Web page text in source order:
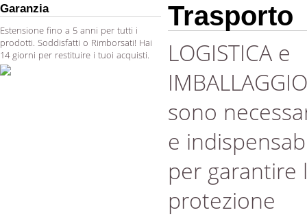
Garanzia
Estensione fino a 5 anni per tutti i
prodotti. Soddisfatti o Rimborsati! Hai
14 giorni per restituire i tuoi acquisti.
Trasporto
LOGISTICA e
IMBALLAGGIO
sono
e
per garantire
protezione